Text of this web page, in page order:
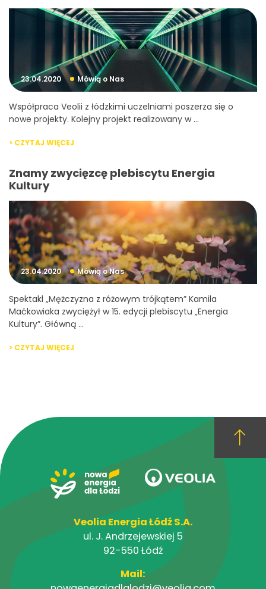
23.04.2020 Mówią o Nas
Współpraca Veolii z łódzkimi uczelniami poszerza się o
nowe projekty. Kolejny projekt realizowany w ...
> CZYTAJ WIĘCEJ
Znamy zwycięzcę plebiscytu Energia
Kultury
23.04.2020 Mówią o Nas
Spektakl „Mężczyzna z różowym trójkątem” Kamila
Maćkowiaka zwyciężył w 15. edycji plebiscytu „Energia
Kultury”. Główną ...
> CZYTAJ WIĘCEJ
Veolia Energia Łódź S.A.
ul. J. Andrzejewskiej 5
92-550 Łódź
Mail: